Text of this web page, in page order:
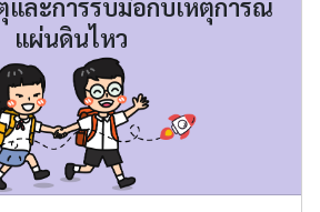
และการรับมือกับเหตุการณ์
แผ่นดินไหว